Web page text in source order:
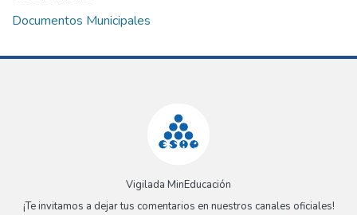
Documentos Municipales
Vigilada MinEducación
¡Te invitamos a dejar tus comentarios en nuestros canales oficiales!